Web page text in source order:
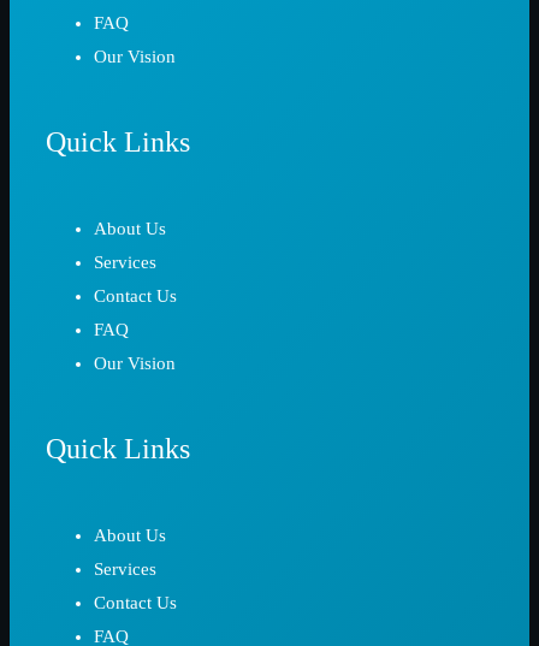
FAQ
Our Vision
Quick Links
About Us
Services
Contact Us
FAQ
Our Vision
Quick Links
About Us
Services
Contact Us
FAQ